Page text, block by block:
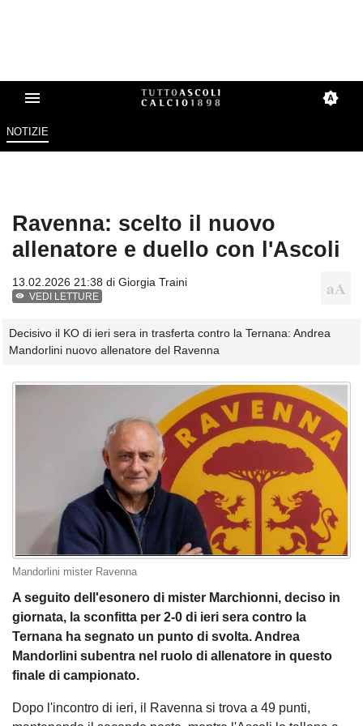
NOTIZIE
Ravenna: scelto il nuovo
allenatore e duello con l'Ascoli
13.02.2026 21:38 di Giorgia Traini
VEDI LETTURE
Decisivo il KO di ieri sera in trasferta contro la Ternana: Andrea
Mandorlini nuovo allenatore del Ravenna
Mandorlini mister Ravenna
A seguito dell'esonero di mister Marchionni, deciso in
giornata, la sconfitta per 2-0 di ieri sera contro la
Ternana ha segnato un punto di svolta. Andrea
Mandorlini subentra nel ruolo di allenatore in questo
finale di campionato.
Dopo l'incontro di ieri, il Ravenna si trova a 49 punti,